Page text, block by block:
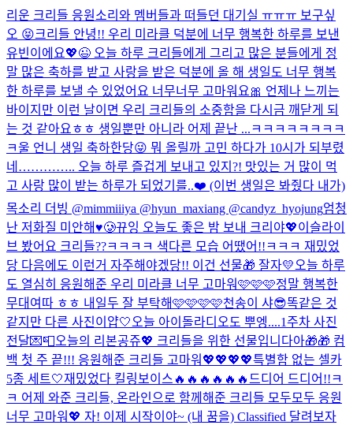
리운 크리들 응원소리와 멤버들과 떠들던 대기실 ㅠㅠㅠ 보구싶
오 😝크리들 안녕!! 우리 미라클 덕분에 너무 행복한 하루를 보낸
유빈이에요💖😉 오늘 하루 크리들에게 그리고 많은 분들에게 정
말 많은 축하를 받고 사랑을 받은 덕분에 올 해 생일도 너무 행복
한 하루를 보낼 수 있었어요 너무너무 고마워요🎀 언제나 느끼는
바이지만 이런 날이면 우리 크리들의 소중함을 다시금 깨닫게 되
는 것 같아요ㅎㅎ 생일뿐만 아니라 어제 끝난 ...ㅋㅋㅋㅋㅋㅋㅋㅋ
ㅋ울 언니 생일 축하한당😜 뭐 올릴까 고민 하다가 10시가 되부렸
네………….. 오늘 하루 즐겁게 보내고 있지?! 맛있는 거 많이 먹
고 사랑 많이 받는 하루가 되었기를..❤️ (이번 생일은 봐줬다 내가)
목소리 더빙 @mimmiiiya @hyun_maxiang @candyz_hyojung엄청
난 저화질 미안해♥️🥲뀨잉 오늘도 좋은 밤 보내 크리야💖이슬라이
브 봤어요 크리들??ㅋㅋㅋㅋ 색다른 모습 어땠어!!ㅋㅋㅋ 재밌었
당 다음에도 이런거 자주해야겠당!! 이건 선물🎁 잘자💛 오늘 하루
도 열심히 응원해준 우리 미라클 너무 고마워🩷🩷🩷정말 행복한
무대여따 ㅎㅎ 내일두 잘 부탁해🩷🩷🩷🩷천송이 샤😎똑같은 것
같지만 다른 사진이얍🤍 오늘 아이돌라디오도 뿌엥....1주차 사진
전달💌📮 오늘의 리본공쥬💖 크리들을 위한 선물입니다아🎁🎁 컴
백 첫 주 끝!!! 응원해준 크리들 고마워💖💖💖💖특별함 없는 셀카
5종 세트🤍재밌었다 킬링보이스🔥🔥🔥🔥🔥🔥 드디어 드디어!!ㅋ
ㅋ 어제 와준 크리들, 온라인으로 함께해준 크리들 모두모두 응원
너무 고마워💖 자! 이제 시작이야~ (내 꿈을) Classified 달려보자